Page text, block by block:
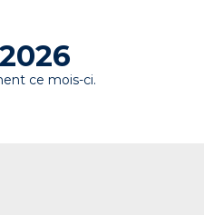
ce mois-ci.